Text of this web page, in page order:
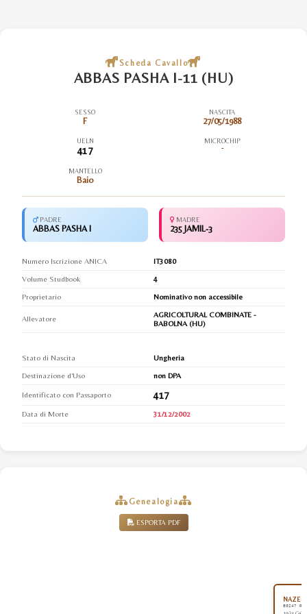
Scheda Cavallo
ABBAS PASHA I-11 (HU)
SESSO
F
NASCITA
27/05/1988
UELN
417
MICROCHIP
-
MANTELLO
Baio
PADRE
ABBAS PASHA I
MADRE
235 JAMIL-3
Numero Iscrizione ANICA
IT3080
Volume Studbook
4
Proprietario
Nominativo non accessibile
Allevatore
AGRICOLTURAL COMBINATE -
BABOLNA (HU)
Stato di Nascita
Ungheria
Destinazione d'Uso
non DPA
Identificato con Passaporto 417
Data di Morte 31/12/2002
Genealogia
ESPORTA PDF
EG247 RAS